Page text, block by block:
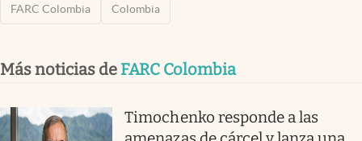
FARC Colombia Colombia
Más noticias de FARC Colombia
Timochenko responde a las